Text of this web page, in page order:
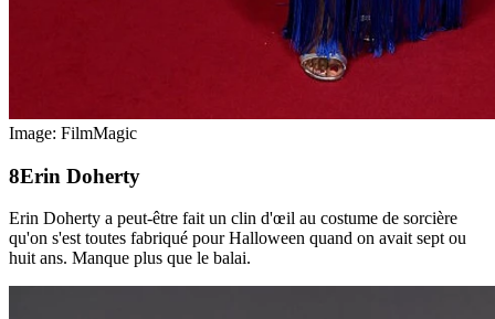
Image: FilmMagic
Erin Doherty
Erin Doherty a peut-être fait un clin d'œil au costume de sorcière
qu'on s'est toutes fabriqué pour Halloween quand on avait sept ou
huit ans. Manque plus que le balai.